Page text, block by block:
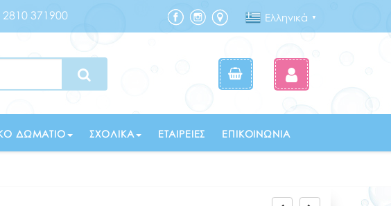
2810 371900 Ελληνικά ▼
ΔΩΜΆΤΙΟ ΣΧΟΛΙΚΆ ΕΤΑΙΡΕΊΕΣ ΕΠΙΚΟΙΝΩΝΊΑ